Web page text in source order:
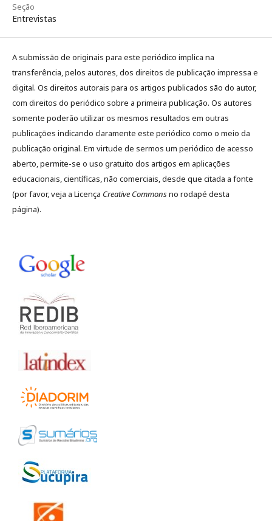
Seção
Entrevistas
A submissão de originais para este periódico implica na
transferência, pelos autores, dos direitos de publicação impressa e
digital. Os direitos autorais para os artigos publicados são do autor,
com direitos do periódico sobre a primeira publicação. Os autores
somente poderão utilizar os mesmos resultados em outras
publicações indicando claramente este periódico como o meio da
publicação original. Em virtude de sermos um periódico de acesso
aberto, permite-se o uso gratuito dos artigos em aplicações
educacionais, científicas, não comerciais, desde que citada a fonte
(por favor, veja a Licença Creative Commonsno rodapé desta
página).